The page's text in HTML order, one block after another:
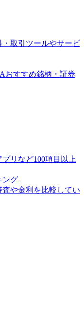
取引ツールやサービ
おすすめ銘柄・証券
リなど100項目以上
ング
や金利を比較してい